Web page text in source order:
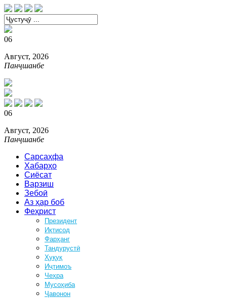
06
Август, 2026
Панҷшанбе
06
Август, 2026
Панҷшанбе
Сарсаҳфа
Хабарҳо
Сиёсат
Варзиш
Зебоӣ
Аз ҳар боб
Феҳрист
Президент
Иқтисод
Фарҳанг
Тандурустӣ
Ҳуқуқ
Иҷтимоъ
Чеҳра
Мусоҳиба
Ҷавонон